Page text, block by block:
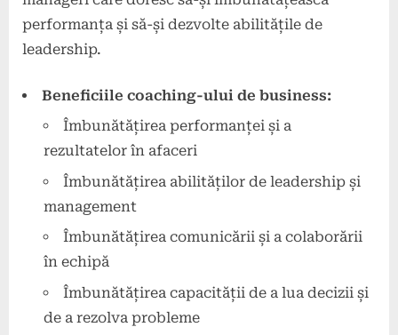
performanța și să-și dezvolte abilitățile de
leadership.
Beneficiile coaching-ului de business:
Îmbunătățirea performanței și a
rezultatelor în afaceri
Îmbunătățirea abilităților de leadership și
management
Îmbunătățirea comunicării și a colaborării
în echipă
Îmbunătățirea capacității de a lua decizii și
de a rezolva probleme